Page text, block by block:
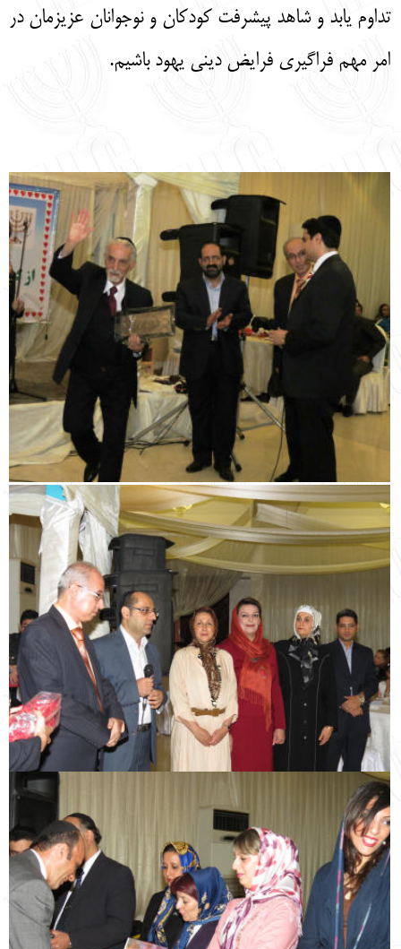
تداوم یابد و شاهد پیشرفت کودکان و نوجوانان عزیزمان در
امر مهم فراگیری فرایض دینی یهود باشیم.